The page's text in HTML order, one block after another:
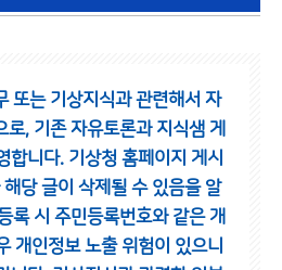
또는 기상지식과 관련해서 자
로, 기존 자유토론과 지식샘 게
합니다. 기상청 홈페이지 게시
당 글이 삭제될 수 있음을 알
록 시 주민등록번호와 같은 개
개인정보 노출 위험이 있으니